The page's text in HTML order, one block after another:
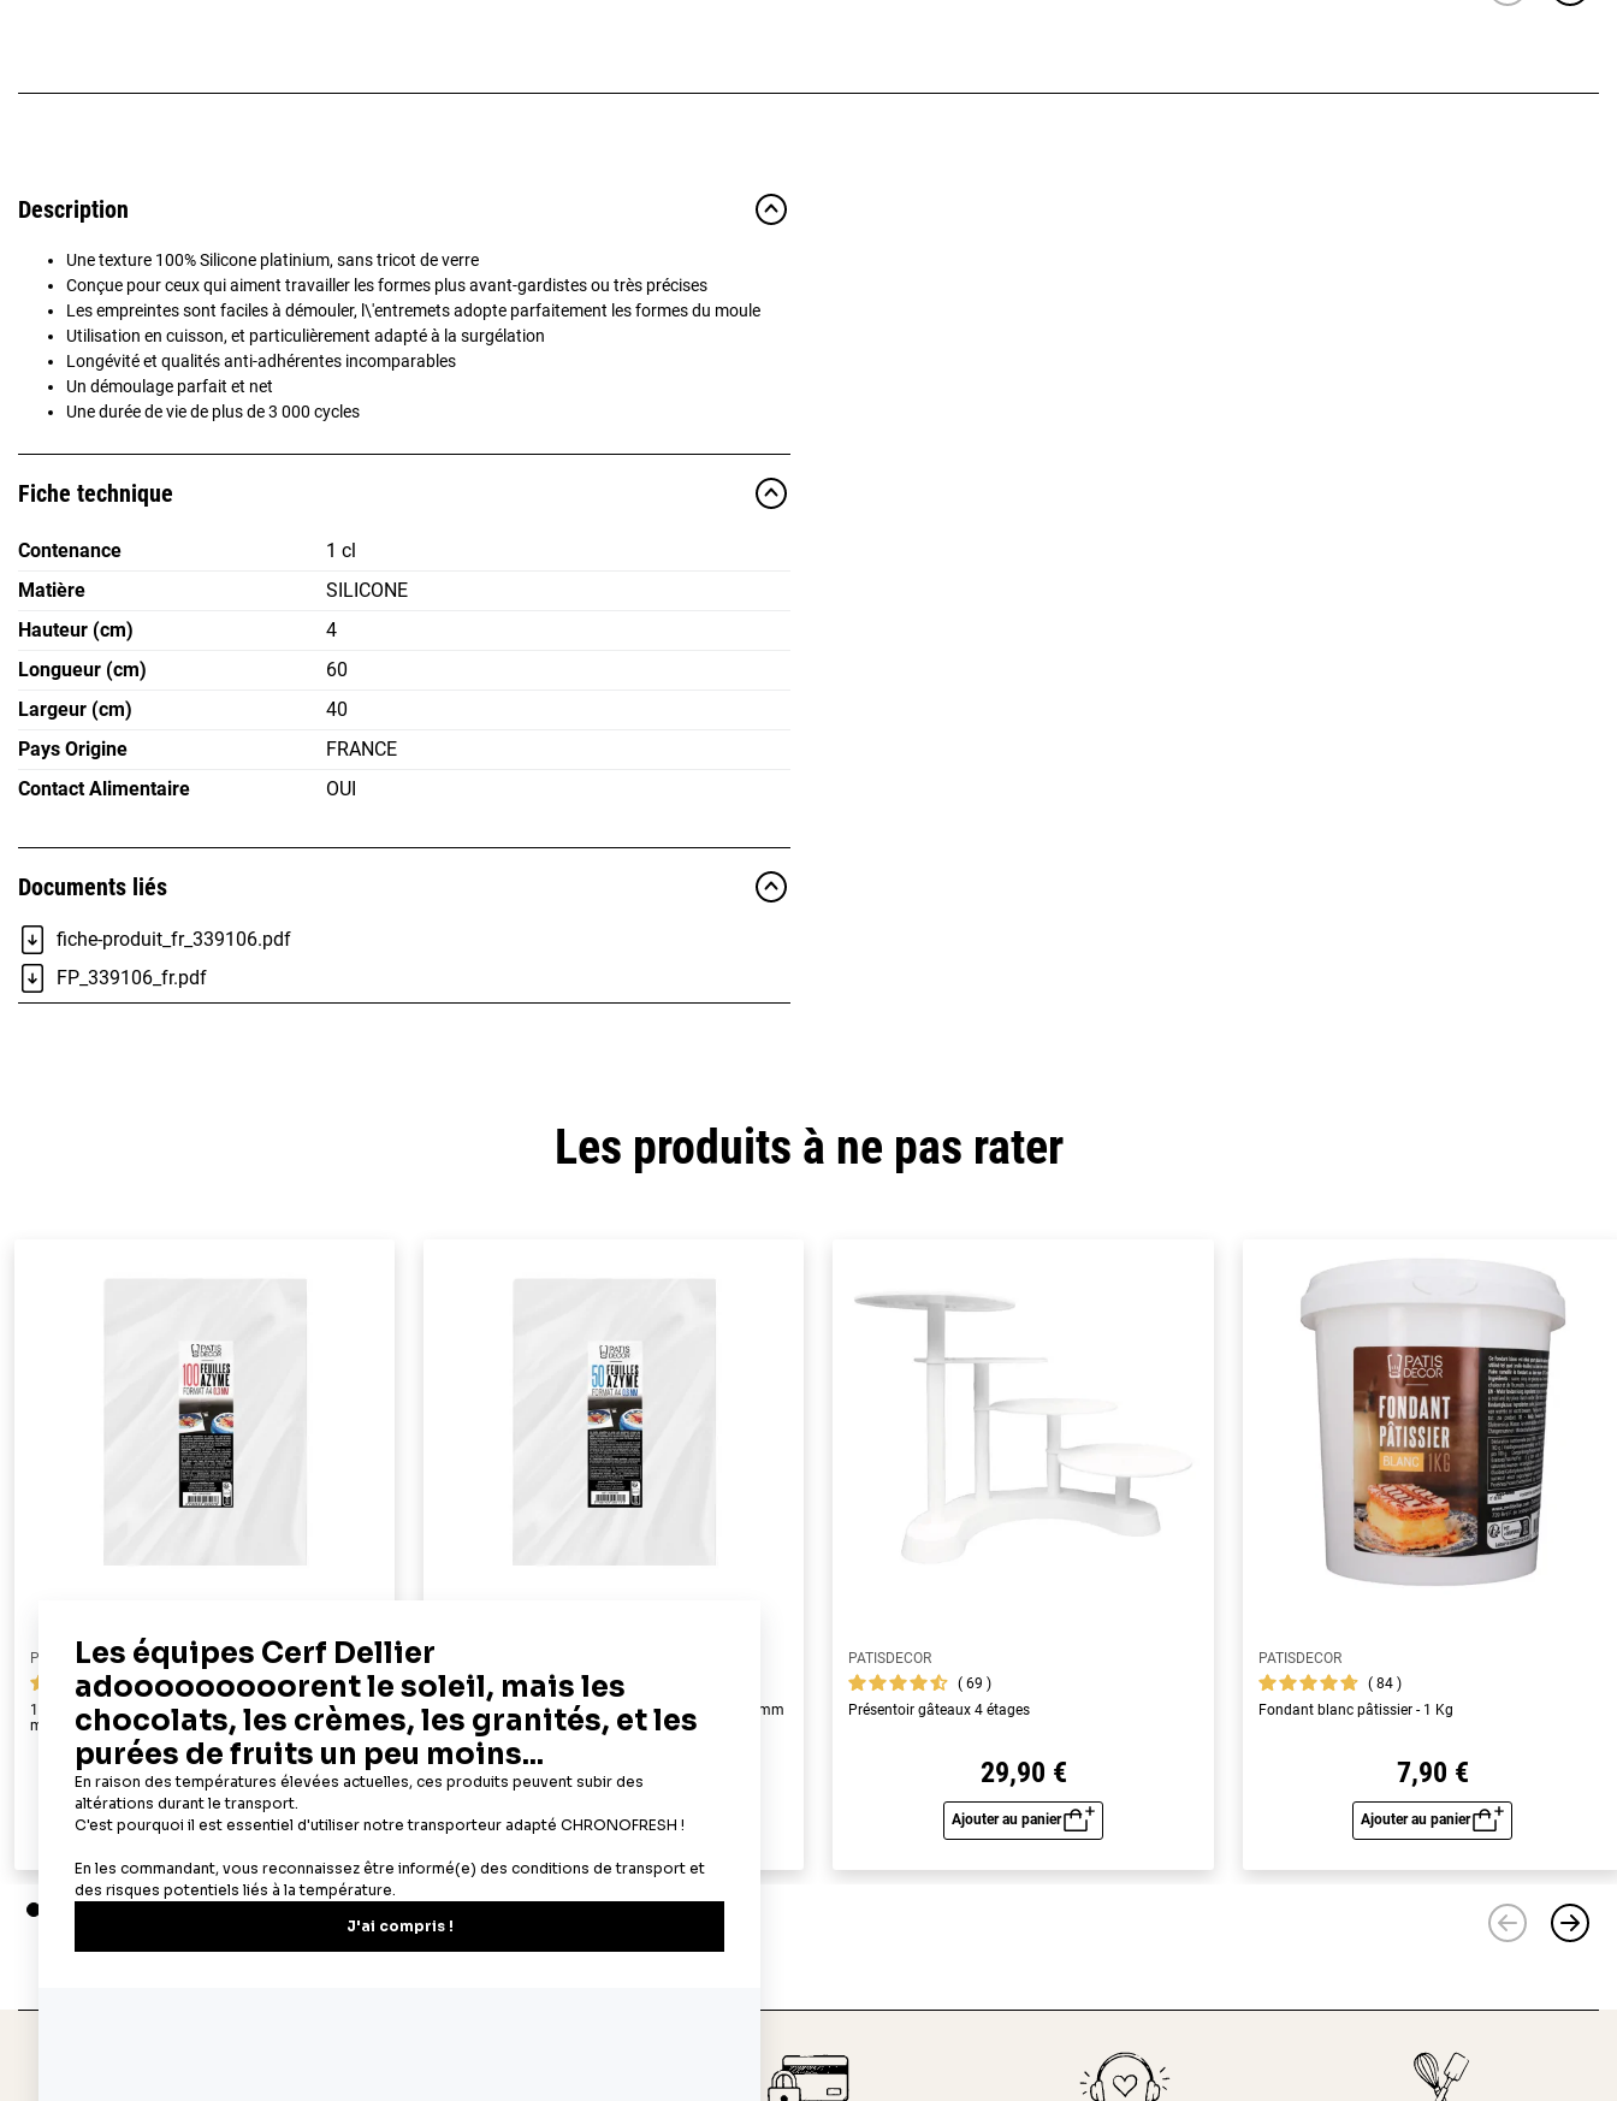
Description
Une texture 100% Silicone platinium, sans tricot de verre
Conçue pour ceux qui aiment travailler les formes plus avant-gardistes ou très précises
Les empreintes sont faciles à démouler, l\'entremets adopte parfaitement les formes du moule
Utilisation en cuisson, et particulièrement adapté à la surgélation
Longévité et qualités anti-adhérentes incomparables
Un démoulage parfait et net
Une durée de vie de plus de 3 000 cycles
Fiche technique
Contenance
1 cl
Matière
SILICONE
Hauteur (cm)
4
Longueur (cm)
60
Largeur (cm)
40
Pays Origine
FRANCE
Contact Alimentaire
OUI
Documents liés
fiche-produit_fr_339106.pdf
FP_339106_fr.pdf
Les produits à ne pas rater
PATISDECOR
69
100 feuilles azyme alimentaires A4 - épaisseur 0,3
mm
22,90 €
Ajouter au panier
Aperçu rapide
119
50 feuilles azyme alimentaires A4 - épaisseur 0,6 mm
19,90 €
Ajouter au panier
Aperçu rapide
PATISDECOR
69
Présentoir gâteaux 4 étages
29,90 €
Ajouter au panier
Aperçu rapide
PATISDECOR
84
Fondant blanc pâtissier - 1 Kg
7,90 €
Ajouter au panier
Aperçu rapide